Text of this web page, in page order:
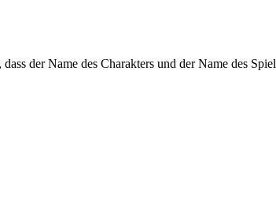
der Name des Charakters und der Name des